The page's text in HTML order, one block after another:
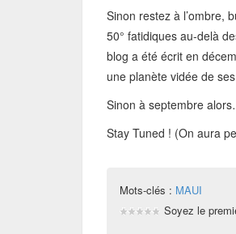
Sinon restez à l’ombre,
50° fatidiques au-delà
blog a été écrit en
une planète vidée de
Sinon à septembre
Stay Tuned ! (On aura
Mots-clés : MAUI
Soyez le